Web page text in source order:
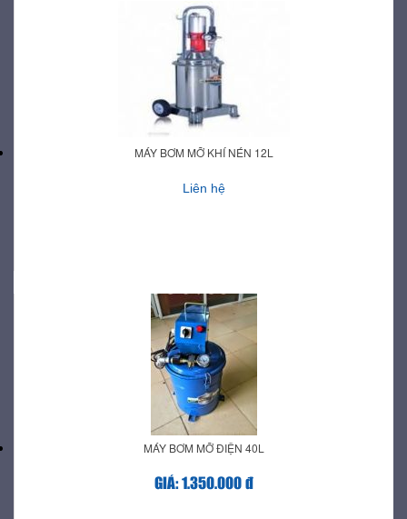
MÁY BƠM MỠ KHÍ NÉN 12L
Liên hệ
MÁY BƠM MỠ ĐIỆN 40L
GIÁ: 1.350.000 đ